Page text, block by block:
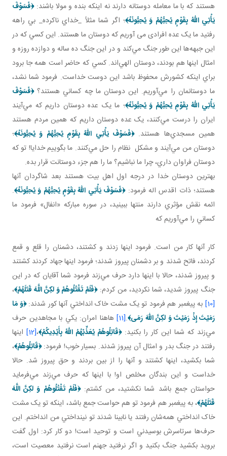
هستند که با ما معامله دوستانه دارند نه اينکه بنده و مولا باشند:﴿فَسَوْفَ
يَأْتِي اللّهُ بِقَوْمٍ يُحِبُّهُمْ وَ يُحِبُّونَهُ﴾؛ اگر شما مثلاً _خداي ناکرده_ بي راهه
رفتيد ما يک عده افرادی می آوريم که دوستان ما هستند. اين کسي که در
اين جبهه‌ها اين‌ طور جنگ مي‌کند و در اين جنگ ده ساله و دوازده روزه و
امثال اينها هم بودند، دوستان الهي‌اند. کسي که حاضر است همه جا برود
براي اينکه کشورش محفوظ باشد اين دوست خداست. فرمود شما نشد،
ما دوستانمان را مي‌آوريم. اين دوستان ما چه کساني هستند؟﴿فَسَوْفَ
يَأْتِي اللّهُ بِقَوْمٍ يُحِبُّهُمْ وَ يُحِبُّونَهُ﴾؛ ما يک عده دوستان داريم که مي‌آيند
ايران را درست مي‌کنند، يک عده دوستان داريم که همين مردم هستند
همين مسجدي‌ها هستند.﴿فَسَوْفَ يَأْتِي اللّهُ بِقَوْمٍ يُحِبُّهُمْ وَ يُحِبُّونَهُ﴾؛
دوستان من مي‌آيند و مشکل نظام را حل مي‌کنند. ما بگوييم خدايا! تو که
دوستان فراوان داري، چرا ما نباشيم؟ ما را هم جزء دوستانت قرار بده.
بهترين دوستان خدا در درجه اول اهل بيت هستند بعد شاگردان آنها
هستند؛ ذات اقدس اله فرمود:﴿فَسَوْفَ يَأْتِي اللّهُ بِقَوْمٍ يُحِبُّهُمْ وَ يُحِبُّونَهُ﴾.
ائمه نقش مؤثري دارند منتها ببينيد، در سوره مبارکه «انفال» فرمود ما
کساني را مي‌آوريم که
کار آنها کار من است. فرمود اينها زدند و کشتند، دشمنان را قلع و قمع
کردند، فاتح شدند و بر دشمنان پيروز شدند؛ فرمود اينها جهاد کردند کشتند
و پيروز شدند، حالا با اينها دارد حرف مي‌زند فرمود شما آقايان که در اين
جنگ پيروز شديد، شما نکرديد، من کردم:﴿فَلَمْ تَقْتُلُوهُمْ وَ لكِنَّ اللَّهَ قَتَلَهُمْ﴾،
[10]
به پيغمبر هم فرمود تو يک مشت خاک انداختي آنها کور شدند:﴿وَ مَا
رَمَيْتَ إِذْ رَمَيْتَ وَ لكِنَّ اللّهَ رَمَی﴾.
[11]
هاهنا امران: يکي با مجاهدين حرف
مي‌زند که شما اين کار را بکنيد:﴿قَاتِلُوهُمْ يُعَذِّبْهُمُ اللّهُ بِأَيْدِيكُمْ﴾،[12]
اينها
رفتند در جنگ بدر و امثال آن پيروز شدند. بسيار خوب! فرمود:﴿قَاتِلُوهُمْ﴾،
شما بکشيد، اينها کشتند و آنها را از بين بردند و حق پيروز شد. حالا
خداست و اين بندگان مخلص او! با اينها که حرف مي‌زند مي‌فرمايد
حواستان جمع باشد شما نکشتيد، من کشتم:﴿فَلَمْ تَقْتُلُوهُمْ وَ لكِنَّ اللَّهَ
قَتَلَهُمْ﴾، به پيغمبر هم فرمود تو هم حواست جمع باشد، اينکه تو يک مشت
خاک انداختي همه‌شان رفتند يا نابينا شدند تو نينداختي من انداختم. اين
حرف‌ها سرتاسرش بوسيدني است و توحيد است! دو کار کرد: اول گفت
برويد بکشيد جنگ بکنيد و اگر نرفتيد جهنم است نرفتيد معصيت است،